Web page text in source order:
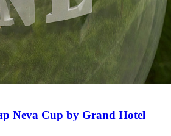
Neva Cup by Grand Hotel